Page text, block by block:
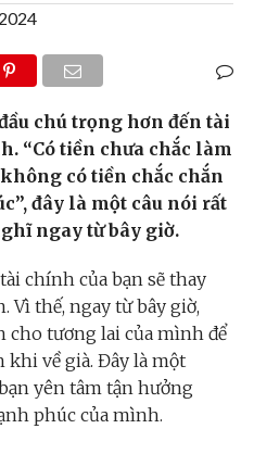
chú trọng hơn đến tài
“Có tiền chưa chắc làm
có tiền chắc chắn
đây là một câu nói rất
ngay từ bây giờ.
chính của bạn sẽ thay
Vì thế, ngay từ bây giờ,
cho tương lai của mình để
khi về già. Đây là một
yên tâm tận hưởng
phúc của mình.